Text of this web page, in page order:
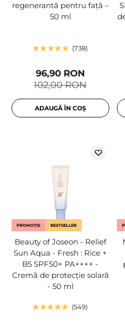
regenerantă pentru față –
50 ml
738
102,00 RON
96,90 RON
ADAUGĂ ÎN COȘ
PROMOȚIE BESTSELLER
Beauty of Joseon - Relief
Sun Aqua - Fresh : Rice +
B5 SPF50+ PA++++ -
Cremă de protecție solară
- 50 ml
549